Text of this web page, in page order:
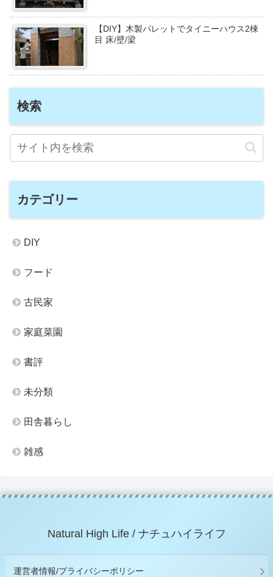
【DIY】木製パレットでタイニーハウス2棟
目 床/壁/梁
検索
カテゴリー
DIY
フード
古民家
家庭菜園
書評
未分類
田舎暮らし
雑感
Natural High Life / ナチュハイライフ
運営者情報/プライバシーポリシー